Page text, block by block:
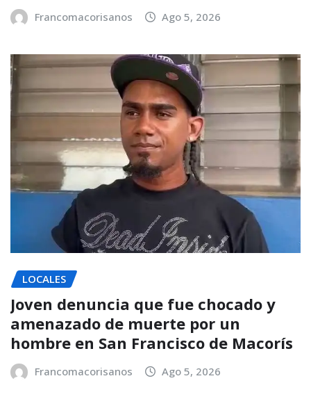
Francomacorisanos Ago 5, 2026
LOCALES
Joven denuncia que fue chocado y
amenazado de muerte por un
hombre en San Francisco de Macorís
Francomacorisanos Ago 5, 2026